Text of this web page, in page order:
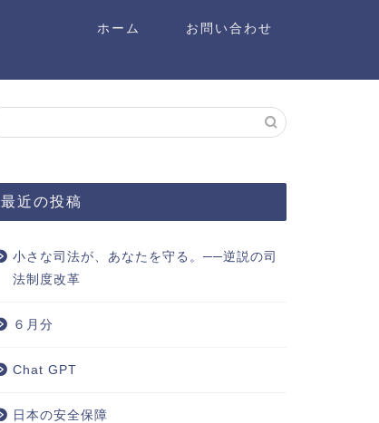
ホーム お問い合わせ
最近の投稿
小さな司法が、あなたを守る。──逆説の司
法制度改革
６月分
Chat GPT
日本の安全保障